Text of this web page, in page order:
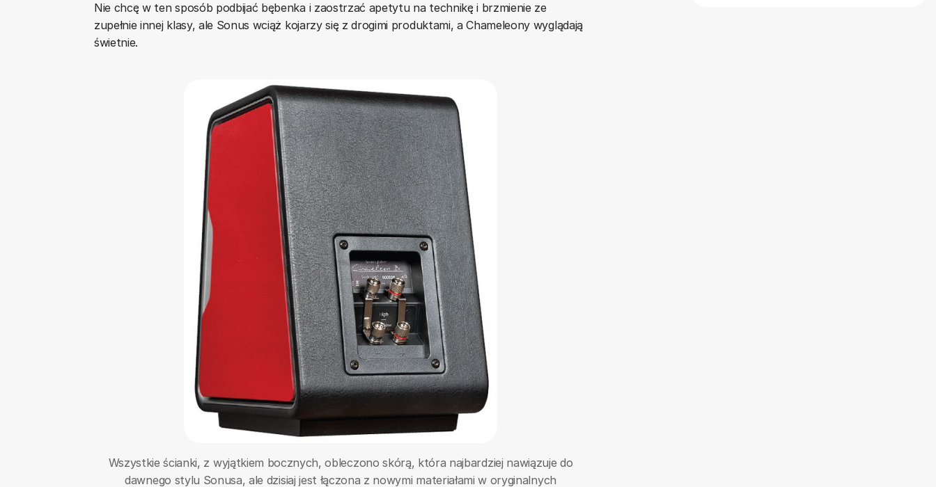
Nie chcę w ten sposób podbijać bębenka i zaostrzać apetytu na technikę i brzmienie ze
zupełnie innej klasy, ale Sonus wciąż kojarzy się z drogimi produktami, a Chameleony wyglądają
świetnie.
Wszystkie ścianki, z wyjątkiem bocznych, obleczono skórą, która najbardziej nawiązuje do
dawnego stylu Sonusa, ale dzisiaj jest łączona z nowymi materiałami w oryginalnych